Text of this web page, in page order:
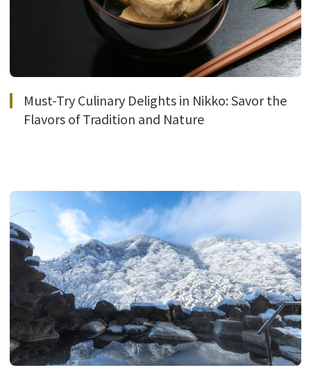
Must-Try Culinary Delights in Nikko: Savor the
Flavors of Tradition and Nature